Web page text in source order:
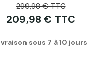
299,98 € TTC
209,98 € TTC
sous 7 à 10 jours